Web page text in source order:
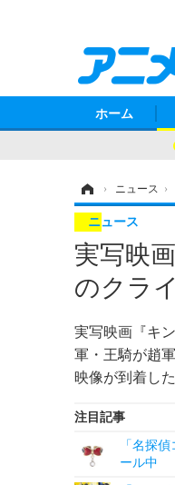
ホーム
› ニュース ›
実写映
のクラ
実写映画『キ
軍・王騎が趙
映像が到着した
ニュース
注目記事
「名探
ール中